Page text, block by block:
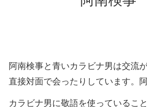
阿南検事と青いカラビナ男は交流
直接対面で会ったりしています。
カラビナ男に敬語を使っていること